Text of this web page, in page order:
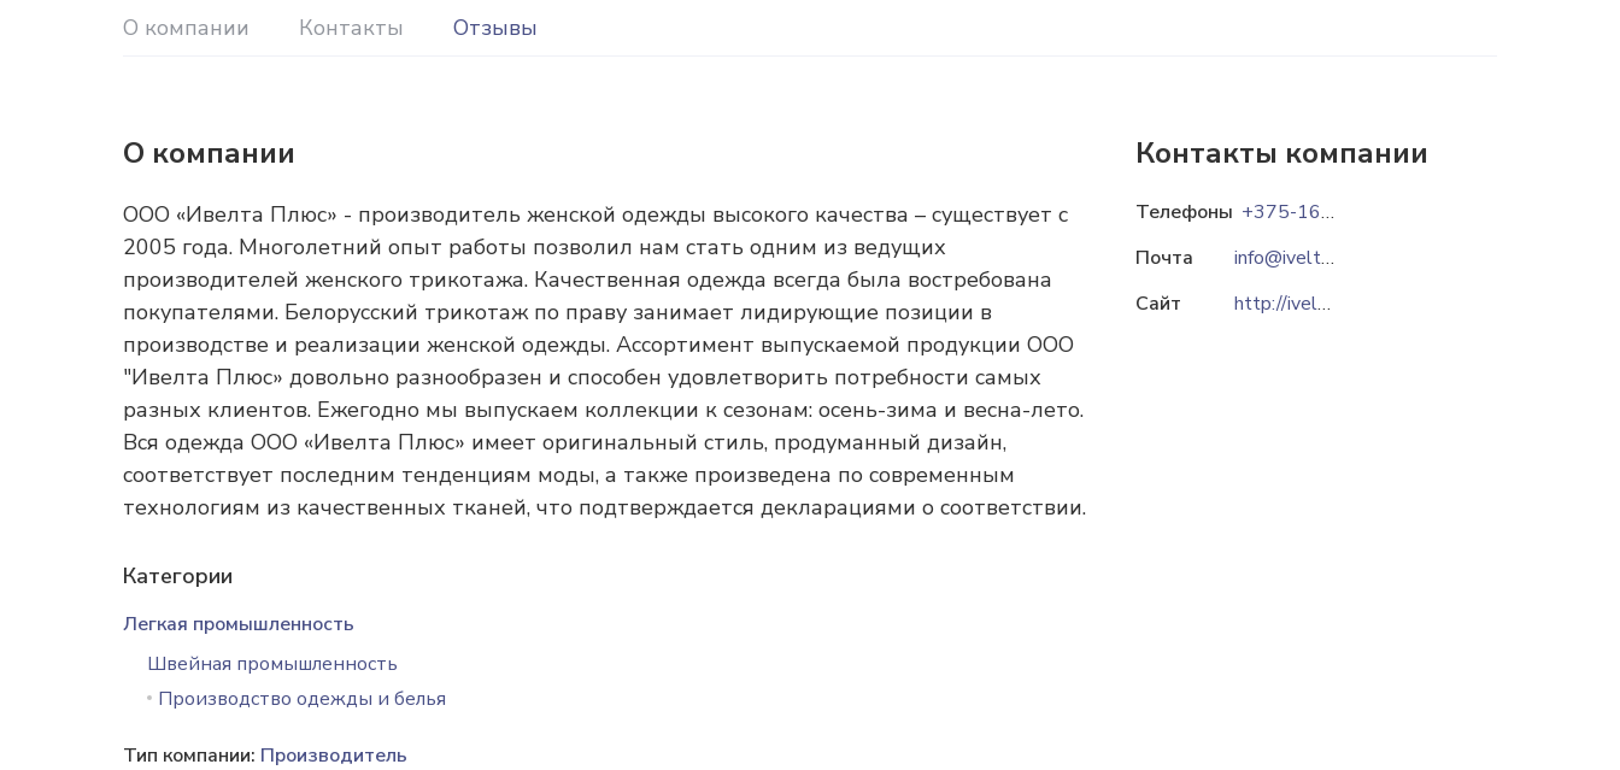
О компании Контакты Отзывы
О компании
ООО «Ивелта Плюс» - производитель женской одежды высокого качества – существует с
2005 года. Многолетний опыт работы позволил нам стать одним из ведущих
производителей женского трикотажа. Качественная одежда всегда была востребована
покупателями. Белорусский трикотаж по праву занимает лидирующие позиции в
производстве и реализации женской одежды. Ассортимент выпускаемой продукции ООО
"Ивелта Плюс» довольно разнообразен и способен удовлетворить потребности самых
разных клиентов. Ежегодно мы выпускаем коллекции к сезонам: осень-зима и весна-лето.
Вся одежда ООО «Ивелта Плюс» имеет оригинальный стиль, продуманный дизайн,
соответствует последним тенденциям моды, а также произведена по современным
технологиям из качественных тканей, что подтверждается декларациями о соответствии.
Категории
Легкая промышленность
Швейная промышленность
Производство одежды и белья
Тип компании: Производитель
Контакты компании
Телефоны
+375-162-93-30-72
Почта
info@ivelta.by
Сайт
http://ivelta.by